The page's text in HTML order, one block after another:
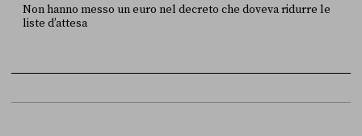
Non hanno messo un euro nel decreto che doveva ridurre le
liste d’attesa